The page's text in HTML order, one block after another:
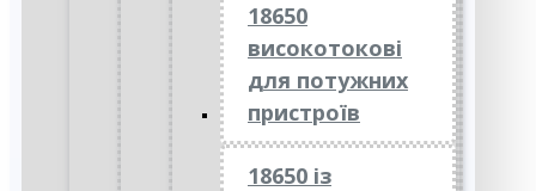
18650
високотокові
для потужних
пристроїв
18650 із